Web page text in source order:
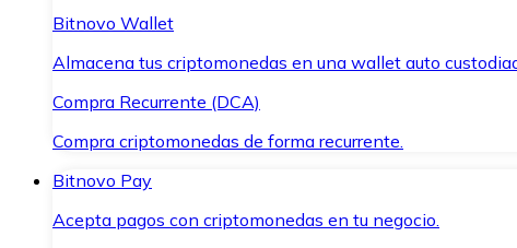
Bitnovo Wallet
Almacena tus criptomonedas en una wallet auto
Compra Recurrente (DCA)
Compra criptomonedas de forma recurrente.
Bitnovo Pay
Acepta pagos con criptomonedas en tu negocio.